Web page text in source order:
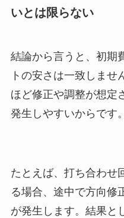
いとは限らない
結論から言うと、初期
トの安さは一致しませ
ほど修正や調整が想定
発生しやすいからです。
たとえば、打ち合わせ
る場合、途中で方向修
が発生します。結果と